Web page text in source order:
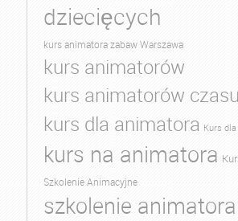
dziecięcych
kurs animatora zabaw Warszawa
kurs animatorów
kurs animatorów
kurs dla animatora Kurs
kurs na animatora
Szkolenie Animacyjne
szkolenie animatora